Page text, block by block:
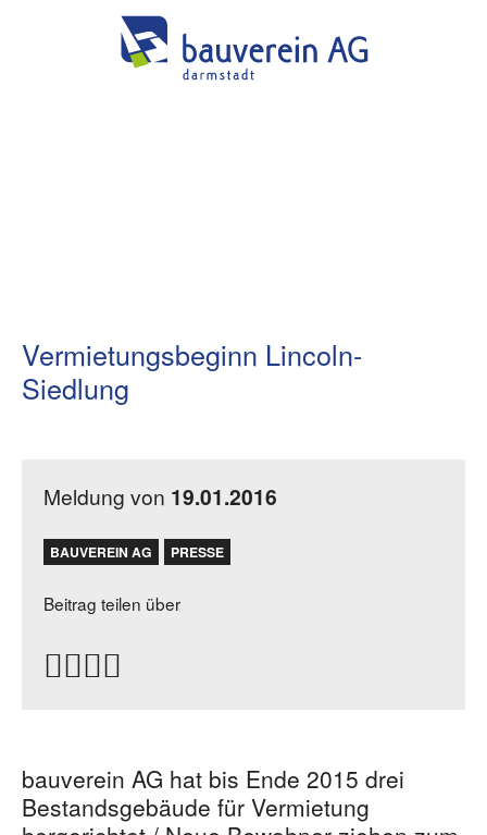
Meldung von 19.01.2016
BAUVEREIN AG PRESSE
Beitrag teilen über
Vermietungsbeginn Lincoln-
Siedlung
bauverein AG hat bis Ende 2015 drei
Bestandsgebäude für Vermietung